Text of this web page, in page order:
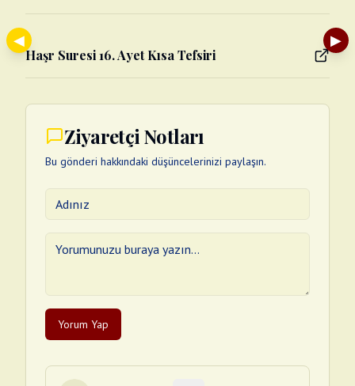
Haşr Suresi 16. Ayet Kısa Tefsiri
Ziyaretçi Notları
Bu gönderi hakkındaki düşüncelerinizi paylaşın.
Yorum Yap
◀ ▶